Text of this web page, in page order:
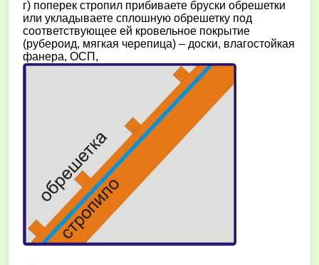
г) поперек стропил прибиваете бруски обрешетки
или укладываете сплошную обрешетку под
соответствующее ей кровельное покрытие
(рубероид, мягкая черепица) – доски, влагостойкая
фанера, ОСП,